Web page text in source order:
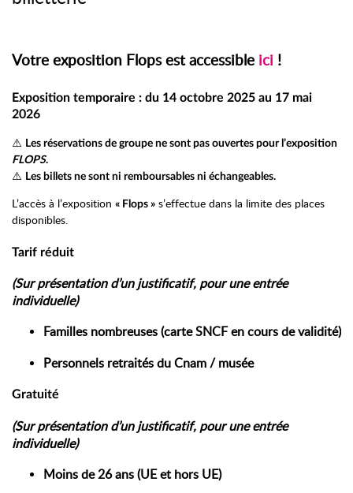
Votre exposition Flops est accessible ici !
Exposition temporaire : du 14 octobre 2025 au 17 mai
2026
⚠️ Les réservations de groupe ne sont pas ouvertes pour l’exposition
FLOPS.
⚠️ Les billets ne sont ni remboursables ni échangeables.
L’accès à l’exposition « Flops » s’effectue dans la limite des places
disponibles.
Tarif réduit
(Sur présentation d’un justificatif, pour une entrée
individuelle)
Familles nombreuses (carte SNCF en cours de validité)
Personnels retraités du Cnam / musée
Gratuité
(Sur présentation d’un justificatif, pour une entrée
individuelle)
Moins de 26 ans (UE et hors UE)